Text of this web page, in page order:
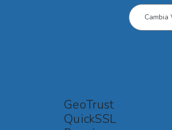
GeoTrust
QuickSSL